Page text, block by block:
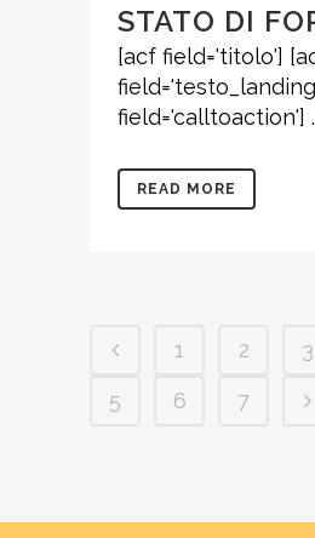
STATO DI
[acf field='titolo']
field='calltoaction']
READ MORE
1 2 3
5
6 7